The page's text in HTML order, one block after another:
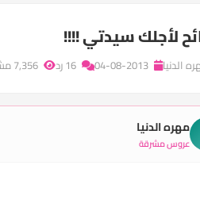
لأجلك سيدتي !!!!
الدنيا
مهره الدنيا
عروس مشرقة